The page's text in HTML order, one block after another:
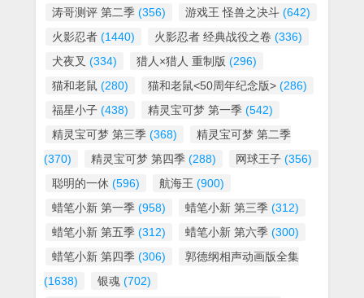
涛哥测评 第二季 (356) 游戏王 怪兽之决斗 (642)
火影忍者 (1440) 火影忍者 经典战役之卷 (336)
犬夜叉 (334) 猎人×猎人 重制版 (296)
猫和老鼠 (280) 猫和老鼠<50周年纪念版> (286)
福星小子 (438) 精灵宝可梦 第一季 (542)
精灵宝可梦 第三季 (368)
精灵宝可梦 第二季
(370)
精灵宝可梦 第四季 (288) 网球王子 (356)
聪明的一休 (596) 航海王 (900)
蜡笔小新 第一季 (958) 蜡笔小新 第三季 (312)
蜡笔小新 第五季 (312) 蜡笔小新 第六季 (300)
蜡笔小新 第四季 (306)
郭德纲相声动画版全集
(1638)
银魂 (702)